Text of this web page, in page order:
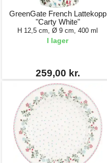
GreenGate French Lattekopp
"Carty White"
H 12,5 cm, Ø 9 cm, 400 ml
I lager
259,00 kr.